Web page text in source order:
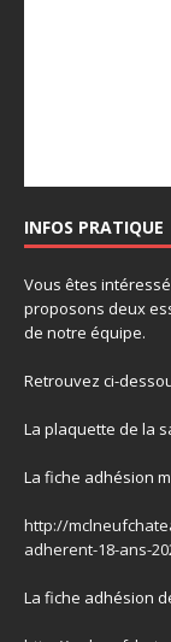
INFOS PRATIQUE
Vous êtes
proposons deux
de notre équipe.
Retrouvez ci-
La plaquette de la
La fiche adhésion
http://
adherent-18-ans-
La fiche adhésion